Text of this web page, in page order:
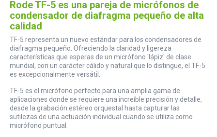
Rode TF-5 es una pareja de micrófonos de
condensador de diafragma pequeño de alta
calidad
TF-5 representa un nuevo estándar para los condensadores de
diafragma pequeño. Ofreciendo la claridad y ligereza
características que esperas de un micrófono 'lápiz' de clase
mundial, con un carácter cálido y natural que lo distingue, el TF-5
es excepcionalmente versátil.
TF-5 es el micrófono perfecto para una amplia gama de
aplicaciones donde se requiere una increíble precisión y detalle,
desde la grabación estéreo orquestal hasta capturar las
sutilezas de una actuación individual cuando se utiliza como
micrófono puntual.